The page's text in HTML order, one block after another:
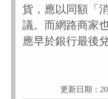
貨，應以同額「
議。而網路商家
應早於銀行最後
更新日期：